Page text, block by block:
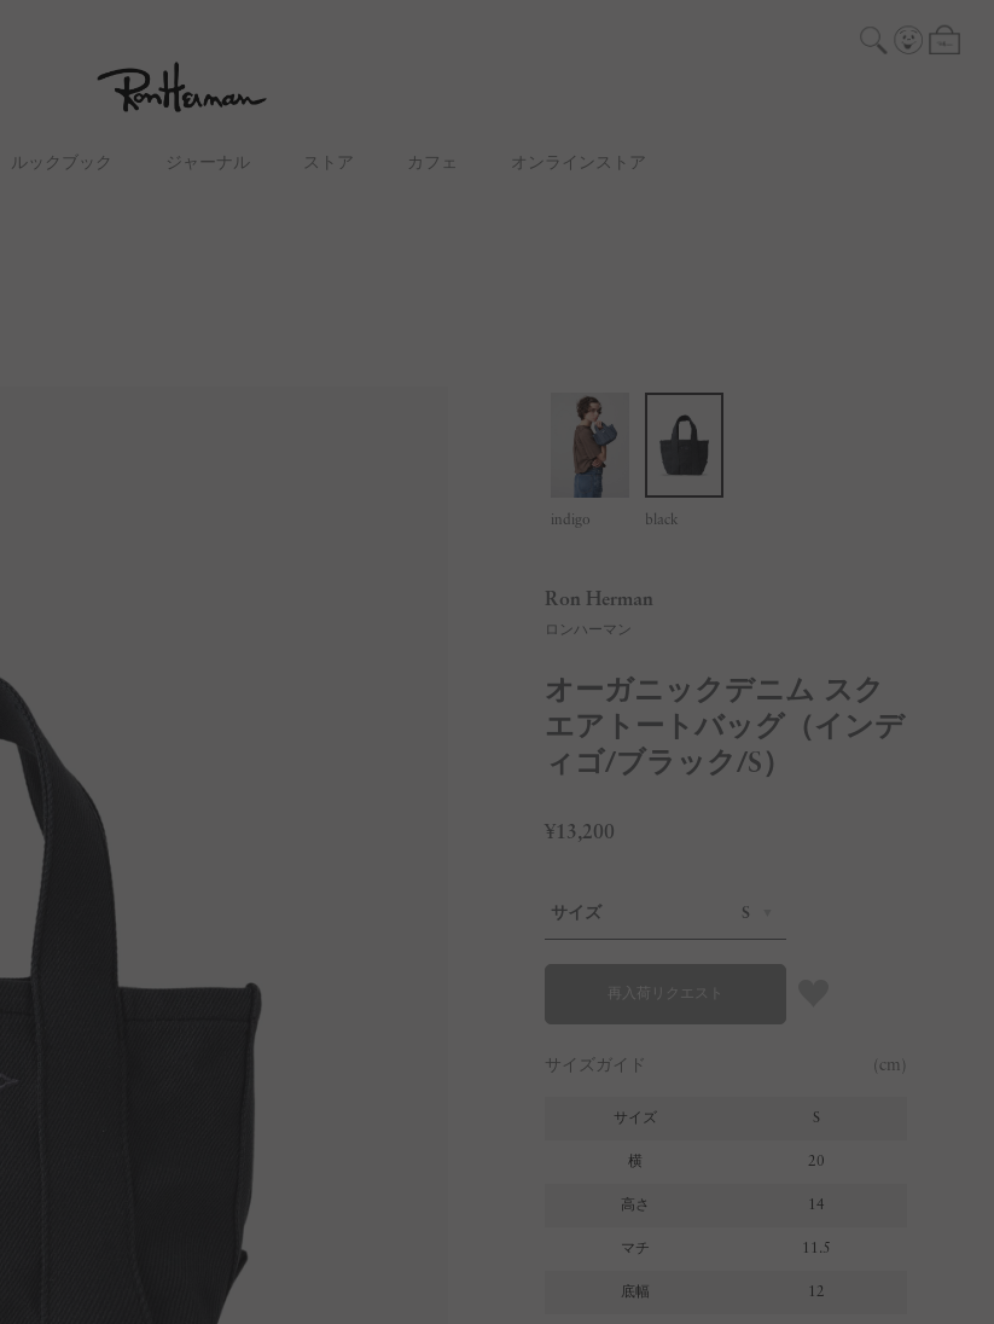
ルックブック ジャーナル ストア カフェ オンラインストア
indigo black
Ron Herman
ロンハーマン
オーガニックデニム スク
エアトートバッグ（インデ
ィゴ/ブラック/S）
¥13,200
サイズ S
再入荷リクエスト
サイズガイド (cm)
サイズ S
横 20
高さ 14
マチ 11.5
底幅 12